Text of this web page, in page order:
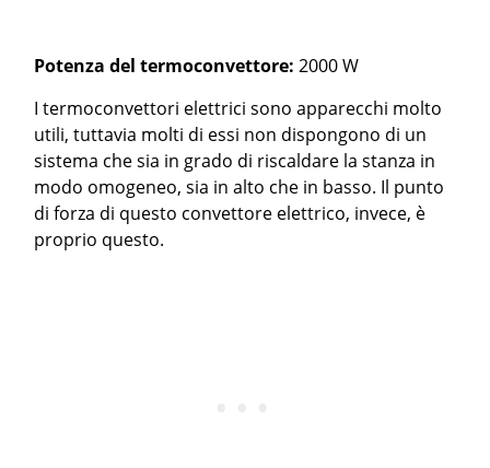
Potenza del termoconvettore:2000 W
I termoconvettori elettrici sono apparecchi molto
utili, tuttavia molti di essi non dispongono di un
sistema che sia in grado di riscaldare la stanza in
modo omogeneo, sia in alto che in basso. Il punto
di forza di questo convettore elettrico, invece, è
proprio questo.